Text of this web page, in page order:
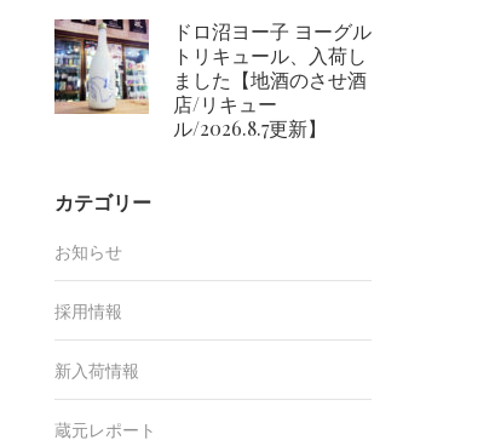
ドロ沼ヨー子 ヨーグル
トリキュール、入荷し
ました【地酒のさせ酒
店/リキュー
ル/2026.8.7更新】
カテゴリー
お知らせ
採用情報
新入荷情報
蔵元レポート